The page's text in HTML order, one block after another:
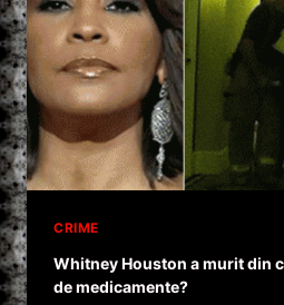
CU
10
LOVITURI
DE
TOPOR
IN
CAP
!
CRIME
Whitney Houston a murit din
de medicamente?